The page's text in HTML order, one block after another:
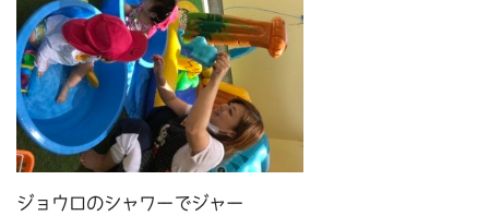
ジョウロのシャワーでジャー